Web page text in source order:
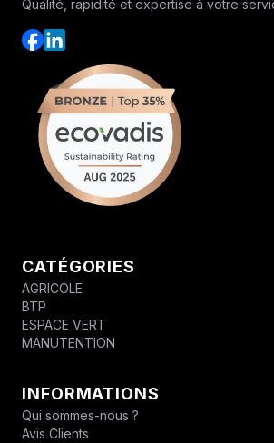
Qualité, rapidité et expertise à votre
CATÉGORIES
AGRICOLE
BTP
ESPACE VERT
MANUTENTION
INFORMATIONS
Qui sommes-nous ?
Avis Clients